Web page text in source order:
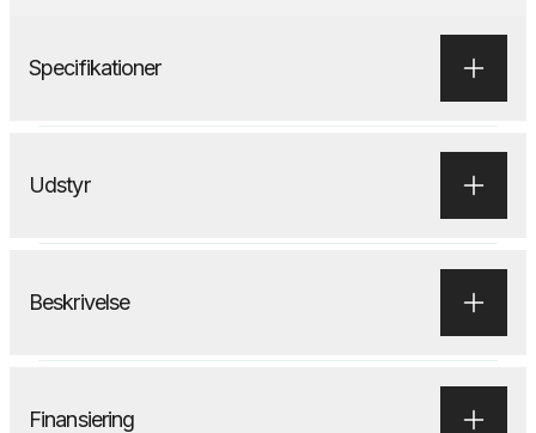
Specifikationer
Udstyr
Beskrivelse
Finansiering